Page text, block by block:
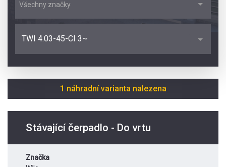
Všechny značky
TWI 4.03-45-CI 3~
1 náhradní varianta nalezena
Stávající čerpadlo - Do vrtu
Značka